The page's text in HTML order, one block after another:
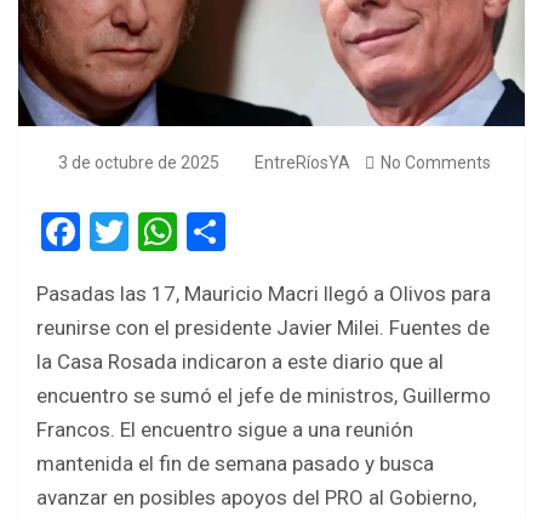
3 de octubre de 2025 EntreRíosYA No Comments
F
ce
b
o
o
k
T
tt
er
W
at
s
A
p
p
ar
e
Pasadas las 17, Mauricio Macri llegó a Olivos para
reunirse con el presidente Javier Milei. Fuentes de
la Casa Rosada indicaron a este diario que al
encuentro se sumó el jefe de ministros, Guillermo
Francos. El encuentro sigue a una reunión
mantenida el fin de semana pasado y busca
avanzar en posibles apoyos del PRO al Gobierno,